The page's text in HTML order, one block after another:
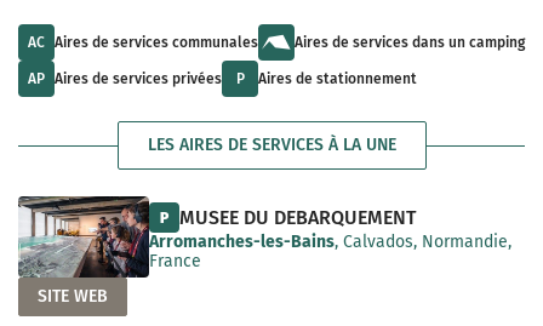
i
l
b
l
t
s
v
a
a
e
l
t
a
v
l
l
e
AC Aires de services communales Aires de services dans un camping
AP Aires de services privées P Aires de stationnement
LES AIRES DE SERVICES À LA UNE
P MUSEE DU DEBARQUEMENT
Arromanches-les-Bains, Calvados, Normandie,
France
SITE WEB